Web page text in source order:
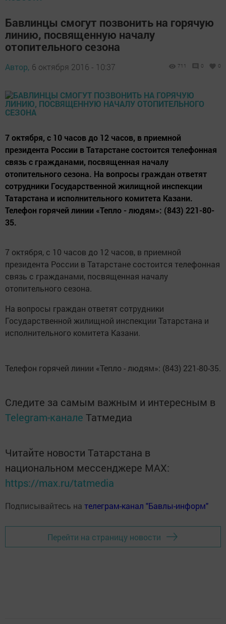
Бавлинцы смогут позвонить на горячую
линию, посвященную началу
отопительного сезона
Автор, 6 октября 2016 - 10:37 711 0 0
7 октября, с 10 часов до 12 часов, в приемной
президента России в Татарстане состоится телефонная
связь с гражданами, посвященная началу
отопительного сезона. На вопросы граждан ответят
сотрудники Государственной жилищной инспекции
Татарстана и исполнительного комитета Казани.
Телефон горячей линии «Тепло - людям»: (843) 221-80-
35.
7 октября, с 10 часов до 12 часов, в приемной
президента России в Татарстане состоится телефонная
связь с гражданами, посвященная началу
отопительного сезона.
На вопросы граждан ответят сотрудники
Государственной жилищной инспекции Татарстана и
исполнительного комитета Казани.
Телефон горячей линии «Тепло - людям»: (843) 221-80-35.
Следите за самым важным и интересным в
Telegram-канале Татмедиа
Читайте новости Татарстана в
национальном мессенджере MАХ:
https://max.ru/tatmedia
Подписывайтесь на телеграм-канал "Бавлы-информ"
Перейти на страницу новости